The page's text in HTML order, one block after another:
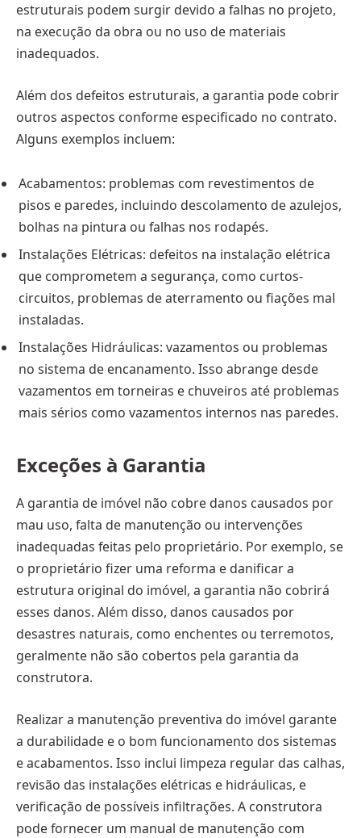
estruturais podem surgir devido a falhas no projeto,
na execução da obra ou no uso de materiais
inadequados.
Além dos defeitos estruturais, a garantia pode cobrir
outros aspectos conforme especificado no contrato.
Alguns exemplos incluem:
Acabamentos: problemas com revestimentos de
pisos e paredes, incluindo descolamento de azulejos,
bolhas na pintura ou falhas nos rodapés.
Instalações Elétricas: defeitos na instalação elétrica
que comprometem a segurança, como curtos-
circuitos, problemas de aterramento ou fiações mal
instaladas.
Instalações Hidráulicas: vazamentos ou problemas
no sistema de encanamento. Isso abrange desde
vazamentos em torneiras e chuveiros até problemas
mais sérios como vazamentos internos nas paredes.
Exceções à Garantia
A garantia de imóvel não cobre danos causados por
mau uso, falta de manutenção ou intervenções
inadequadas feitas pelo proprietário. Por exemplo, se
o proprietário fizer uma reforma e danificar a
estrutura original do imóvel, a garantia não cobrirá
esses danos. Além disso, danos causados por
desastres naturais, como enchentes ou terremotos,
geralmente não são cobertos pela garantia da
construtora.
Realizar a manutenção preventiva do imóvel garante
a durabilidade e o bom funcionamento dos sistemas
e acabamentos. Isso inclui limpeza regular das calhas,
revisão das instalações elétricas e hidráulicas, e
verificação de possíveis infiltrações. A construtora
pode fornecer um manual de manutenção com